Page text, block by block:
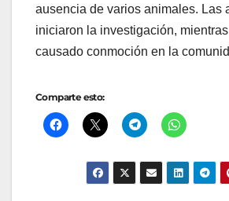
ausencia de varios animales. Las
iniciaron la investigación,
causado conmoción en la
Comparte esto: